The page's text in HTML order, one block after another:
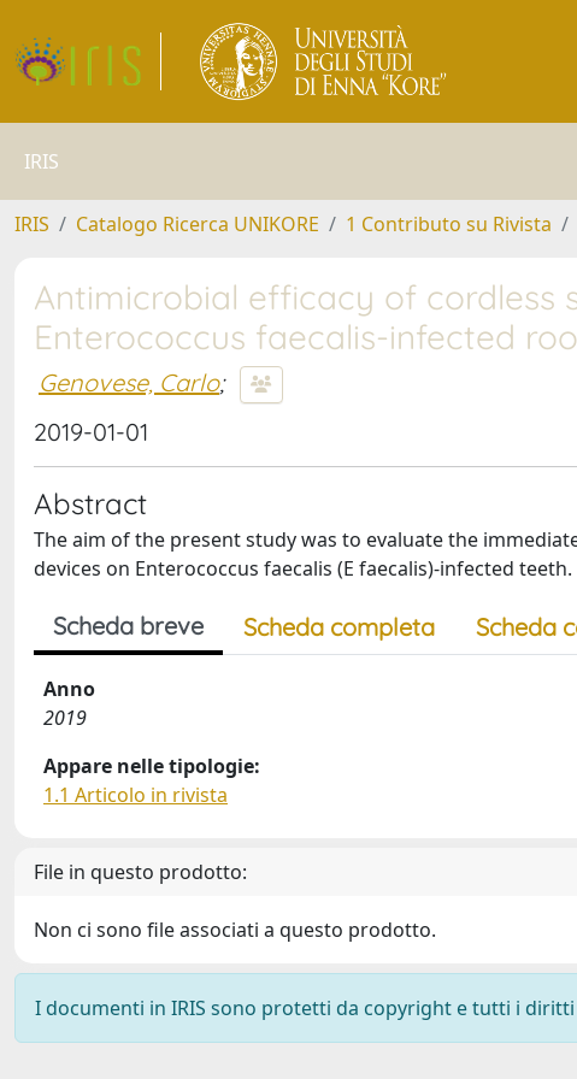
IRIS
IRIS Catalogo Ricerca UNIKORE 1 Contributo su Rivista
Antimicrobial efficacy of cordless
Enterococcus faecalis-infected
Genovese, Carlo;
2019-01-01
Abstract
The aim of the present study was to evaluate the
devices on Enterococcus faecalis (E faecalis)-infected teeth.
Scheda breve Scheda completa Scheda
Anno
2019
Appare nelle tipologie:
1.1 Articolo in rivista
File in questo prodotto:
Non ci sono file associati a questo prodotto.
I documenti in IRIS sono protetti da copyright e tutti i